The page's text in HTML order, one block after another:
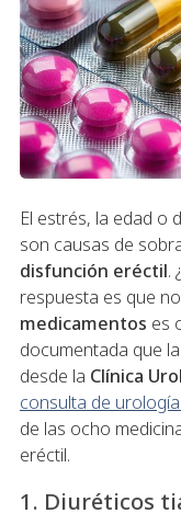
El estrés, la edad o
son causas de
disfunción eréctil.
respuesta es que
medicamentos es
documentada que
desde la Clínica
consulta de
de las ocho
eréctil.
1. Diuréticos